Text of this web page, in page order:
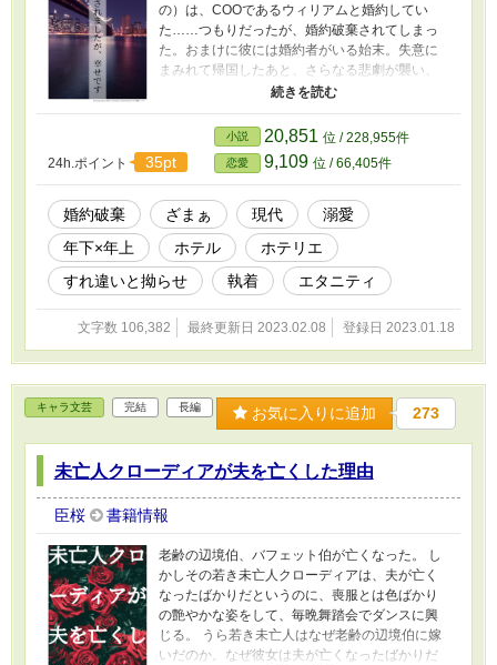
の）は、COOであるウィリアムと婚約してい
た……つもりだったが、婚約破棄されてしまっ
た。おまけに彼には婚約者がいる始末。失意に
まみれて帰国したあと、さらなる悲劇が襲い、
父が多額の借金を残して亡くなってしまう。不
抜けてはいられないと日本のホテルで働こう
と、芳乃は神楽坂グループが経営する『エデン
ズ・ホテル東京』の面接を受ける。彼女を迎え
たのは若き美貌の副社長、神楽坂暁人（かぐら
ざかあきと）だった。だが芳乃は緊張や度重な
る心労で面接のあとに倒れてしまう。煌びやか
なスイートルームで目覚めると、芳乃を助けて
くれたのは暁人だった。しかも彼は芳乃が背負
っている借金を肩代わりする代わりに、〝恋人
ごっこ〟を求めてきた！？ ※ムーンライトノベ
ルズ様、エブリスタ様にも投稿しています ※表
紙はかんたん表紙メーカーで作成しました
24h.ポイント 35pt
小説 20,851 位 / 228,955件
恋愛 9,109 位 / 66,405件
婚約破棄 ざまぁ 現代
溺愛
年下×年上
ホテル
ホテリエ
すれ違いと拗らせ
執着 エタニティ
文字数 106,382 最終更新日 2023.02.08 登録日 2023.01.18
キャラ文芸 完結 長編 お気に入りに追加 273
未亡人クローディアが夫を亡くした理由
臣桜 書籍情報
老齢の辺境伯、バフェット伯が亡くなった。 し
かしその若き未亡人クローディアは、夫が亡く
なったばかりだというのに、喪服とは色ばかり
の艶やかな姿をして、毎晩舞踏会でダンスに興
じる。 うら若き未亡人はなぜ老齢の辺境伯に嫁
いだのか。なぜ彼女は夫が亡くなったばかりだ